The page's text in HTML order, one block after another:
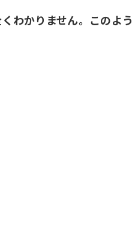
わかりません。このよう